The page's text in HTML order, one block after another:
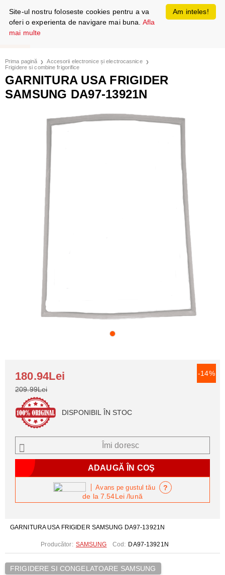
Prima pagină
Accesorii electronice și electrocasnice
Frigidere si combine frigorifice
GARNITURA USA FRIGIDER
SAMSUNG DA97-13921N
GARNITURA USA FRIGIDER SAMSUNG DA97-13921N
Producător: SAMSUNG Cod: DA97-13921N
FRIGIDERE SI CONGELATOARE SAMSUNG
-14%
180.94Lei
209.99Lei
DISPONIBIL ÎN STOC
Îmi doresc
de la 7.54Lei/lună
Avans pe gustul tău ?
Am inteles!
Site-ul nostru foloseste cookies pentru a va
oferi o experienta de navigare mai buna. Afla
mai multe